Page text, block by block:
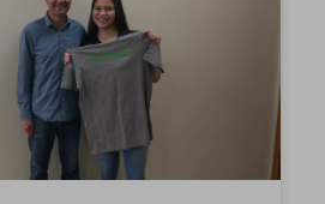
Sicredi
Altos da Serra RS/SC
Sicredi PR